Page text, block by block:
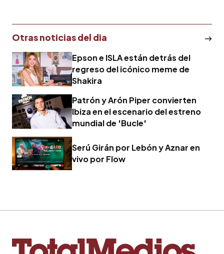
Otras noticias del dia
Epson e ISLA están detrás del
regreso del icónico meme de
Shakira
Patrón y Arón Piper convierten
Ibiza en el escenario del estreno
mundial de 'Bucle'
Serú Girán por Lebón y Aznar en
vivo por Flow